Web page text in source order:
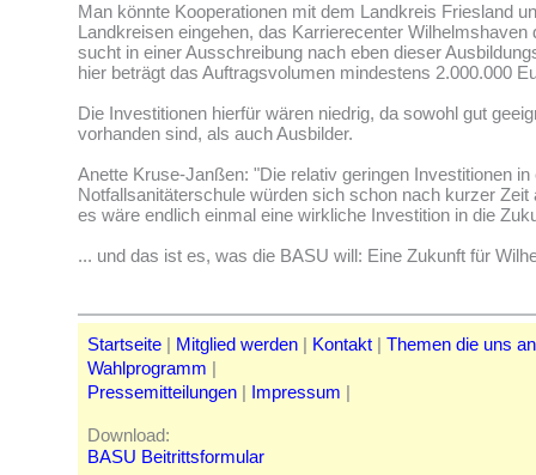
Man könnte Kooperationen mit dem Landkreis Friesland
Landkreisen eingehen, das Karrierecenter Wilhelmshaven
sucht in einer Ausschreibung nach eben dieser
hier beträgt das Auftragsvolumen mindestens 2.000.000
Die Investitionen hierfür wären niedrig, da sowohl gut
vorhanden sind, als auch Ausbilder.
Anette Kruse-Janßen: "Die relativ geringen Investitionen in
Notfallsanitäterschule würden sich schon nach kurzer Zeit
es wäre endlich einmal eine wirkliche Investition in die
... und das ist es, was die BASU will: Eine Zukunft für
Startseite | Mitglied werden | Kontakt | Themen die uns
Wahlprogramm |
Pressemitteilungen | Impressum |
Download:
BASU Beitrittsformular